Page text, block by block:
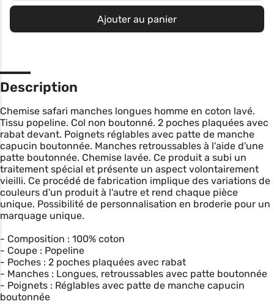
Ajouter au panier
Description
Chemise safari manches longues homme en coton lavé.
Tissu popeline. Col non boutonné. 2 poches plaquées avec
rabat devant. Poignets réglables avec patte de manche
capucin boutonnée. Manches retroussables à l'aide d'une
patte boutonnée. Chemise lavée. Ce produit a subi un
traitement spécial et présente un aspect volontairement
vieilli. Ce procédé de fabrication implique des variations de
couleurs d'un produit à l'autre et rend chaque pièce
unique. Possibilité de personnalisation en broderie pour un
marquage unique.
- Composition : 100% coton
- Coupe : Popeline
- Poches : 2 poches plaquées avec rabat
- Manches : Longues, retroussables avec patte boutonnée
- Poignets : Réglables avec patte de manche capucin
boutonnée